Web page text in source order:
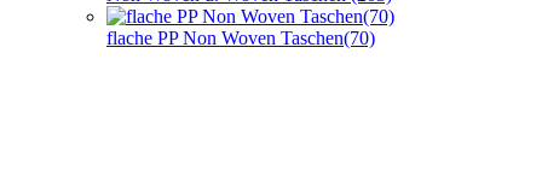
flache PP Non Woven Taschen(70)